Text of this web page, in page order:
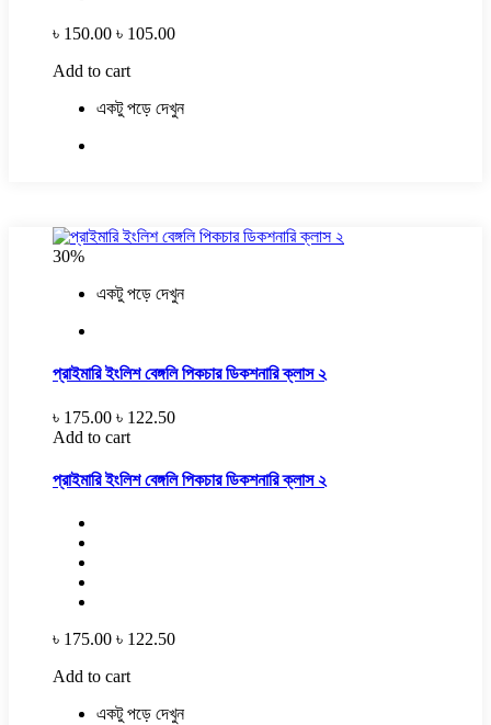
৳ 150.00 ৳ 105.00
Add to cart
একটু পড়ে দেখুন
30%
একটু পড়ে দেখুন
প্রাইমারি ইংলিশ বেঙ্গলি পিকচার ডিকশনারি ক্লাস ২
৳ 175.00 ৳ 122.50
Add to cart
প্রাইমারি ইংলিশ বেঙ্গলি পিকচার ডিকশনারি ক্লাস ২
৳ 175.00 ৳ 122.50
Add to cart
একটু পড়ে দেখুন